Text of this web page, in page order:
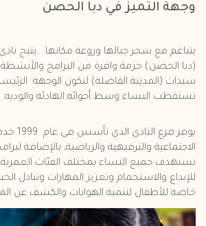
وجهة التميز في دبا الحصن
بتناغم مع سحر جبالها وروعة مكانها ...يتيح
(دبا الحصن) حزمة وافرة من البرامج
سيدات (المدينة الفاضلة) ليكون الوجهة
تستقطب النساء وسط أجوائه الهادئة والودية.
يوفر فرع
الاجتماعية والترفيهية والرياضية، بالإضافة
تستهدف جميع النساء بمختلف الفئات
للإبداع والاستجمام وتعزيز المهارات وتبادل
خاصة للأطفال لتنمية الهوايات والكشف عن